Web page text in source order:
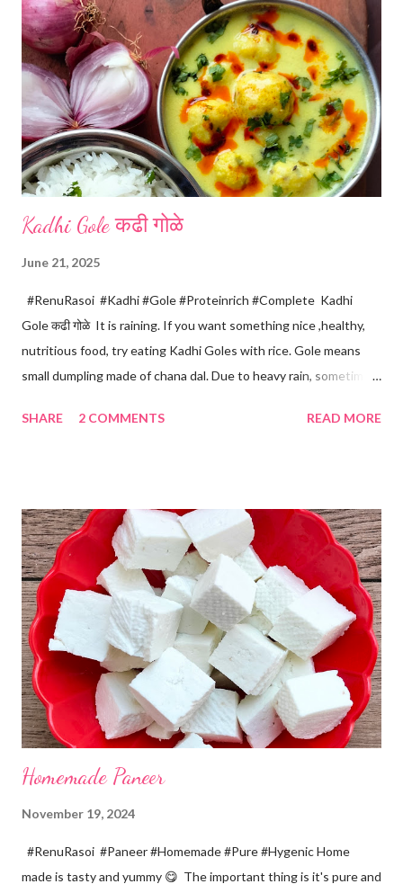
m
m
e
n
Kadhi Gole कढी गोळे
June 21, 2025
#RenuRasoi #Kadhi #Gole #Proteinrich #Complete Kadhi
Gole कढी गोळे It is raining. If you want something nice ,healthy,
nutritious food, try eating Kadhi Goles with rice. Gole means
small dumpling made of chana dal. Due to heavy rain, sometimes
Kadhi Gole by using the ingredients that are available easily in
chillies... 2 *Garlic pods... 4 *Ginger grated... 1/2 tsp *Turmeric...
a pinch *Cumin seeds... 1/4 tsp *Salt... 1/2 tsp Method... *Wash
the Chana dal and soak it in 2 cups of water for at least 2 hours.
The dal soaks well in 2 hours. *Strain all the water in the
colander. *In a mixer bowl, add green chilli, garlic, ginger,
turmeric, salt and soaked chana dal. Grind the dal on ...
SHARE 2 COMMENTS READ MORE
Homemade Paneer
November 19, 2024
#RenuRasoi #Paneer #Homemade #Pure #Hygenic Home
made is tasty and yummy 😋 The important thing is it's pure and